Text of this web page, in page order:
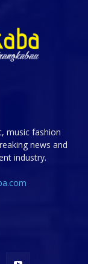
music fashion
news and
industry.